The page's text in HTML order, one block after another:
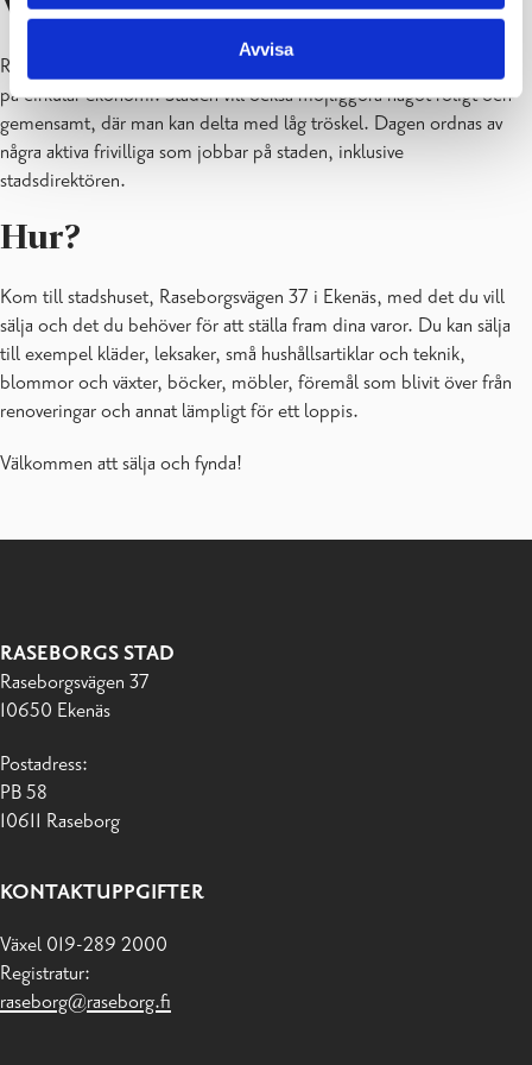
Avvisa
Varför?
Raseborg är en stad med långa loppisanor, samt en stad som satsar
på cirkulär ekonomi. Staden vill också möjliggöra något roligt och
gemensamt, där man kan delta med låg tröskel. Dagen ordnas av
några aktiva frivilliga som jobbar på staden, inklusive
stadsdirektören.
Hur?
Kom till stadshuset, Raseborgsvägen 37 i Ekenäs, med det du vill
sälja och det du behöver för att ställa fram dina varor. Du kan sälja
till exempel kläder, leksaker, små hushållsartiklar och teknik,
blommor och växter, böcker, möbler, föremål som blivit över från
renoveringar och annat lämpligt för ett loppis.
Välkommen att sälja och fynda!
RASEBORGS STAD
Raseborgsvägen 37
10650 Ekenäs
Postadress:
PB 58
10611 Raseborg
KONTAKTUPPGIFTER
Växel 019-289 2000
Registratur:
raseborg@raseborg.fi